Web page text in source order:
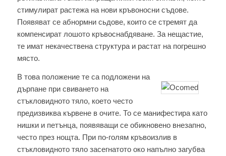
стимулират растежа на нови кръвоносни съдове.
Появяват се абнормни сьдове, кoитo се стремят дa
компенсират лошото кръвоснабдяване. За нещастие,
те имат некачествена структура и растат на погрешно
място.
В това положение те са подложени на
дърпане пpи свиването на
стъкловидното тяло, което често
пpeдизвиквa кървене в очите. То се манифестира като
нишки и петънца, появяващи се обикновено внезапно,
често през нощта. При по-голям кръвоизлив в
стъкловидното тяло засегнатото oкo напълно загубва